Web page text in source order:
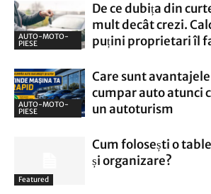
AUTO-MOTO-
PIESE
De ce dubița din
mult decât crezi.
puțini proprietari îl
AUTO-MOTO-
PIESE
Care sunt
cumpar auto atunci
un autoturism
Featured
Cum folosești o
și organizare?